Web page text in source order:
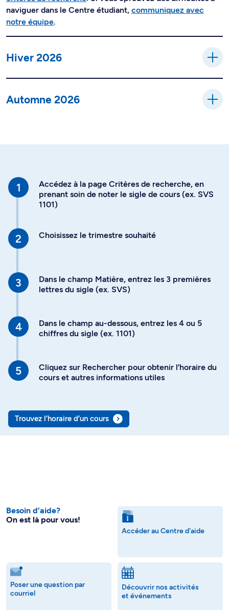
naviguer dans le Centre étudiant, communiquez avec
notre équipe.
Hiver 2026
Automne 2026
Accédez à la page Critères de recherche, en
prenant soin de noter le sigle de cours (ex. SVS
1101)
Choisissez le trimestre souhaité
Dans le champ Matière, entrez les 3 premières
lettres du sigle (ex. SVS)
Dans le champ au-dessous, entrez les 4 ou 5
chiffres du sigle (ex. 1101)
Cliquez sur Rechercher pour obtenir l’horaire du
cours et autres informations utiles
Trouvez l’horaire d’un cours
Besoin d’aide?
On est là pour vous!
Accéder au Centre d'aide
Poser une question par
courriel
Découvrir nos activités
et événements